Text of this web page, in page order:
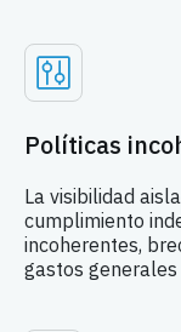
Políticas
La visibilidad
cumplimiento
incoherentes,
gastos